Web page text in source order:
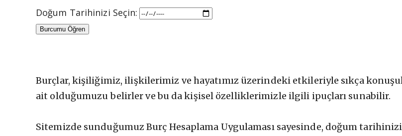
Doğum Tarihinizi Seçin:
Burcumu Öğren
Burçlar, kişiliğimiz, ilişkilerimiz ve hayatımız üzerindeki etkileriyle sıkça
ait olduğumuzu belirler ve bu da kişisel özelliklerimizle ilgili ipuçları sunabilir.
Sitemizde sunduğumuz Burç Hesaplama Uygulaması sayesinde, doğum